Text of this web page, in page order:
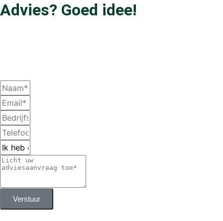
Advies? Goed idee!
Verstuur